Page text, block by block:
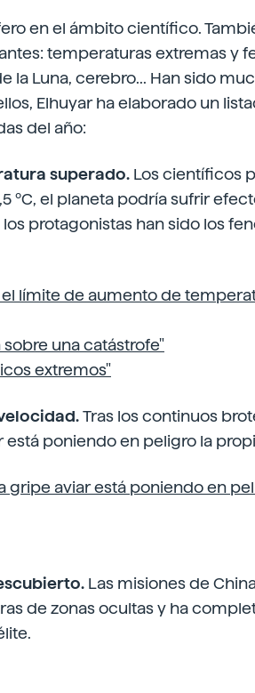
en el ámbito científico.
temperaturas extremas y
Luna, cerebro... Han sido
Elhuyar ha elaborado un
del año:
superado. Los científicos
ºC, el planeta podría sufrir
protagonistas han sido los
límite de aumento de
una catástrofe"
extremos"
Tras los continuos
poniendo en peligro la
gripe aviar está poniendo en
Las misiones de
de zonas ocultas y ha